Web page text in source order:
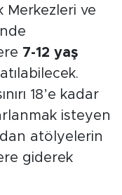
Merkezleri ve
7-12 yaş
18’e kadar
isteyen
atölyelerin
giderek